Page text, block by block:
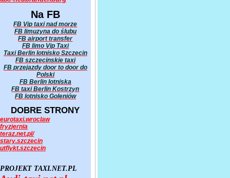
Na FB
FB Vip taxi nad morze
FB limuzyna do ślubu
FB airport transfer
FB limo Vip Taxi
Taxi Berlin lotnisko Szczecin
FB szczecinskie taxi
FB przejazdy door to door do
Polski
FB Berlin lotniska
FB taxi Berlin Kostrzyn
FB lotnisko Goleniów
DOBRE STRONY
eurotaxi.wroclaw
fryzjernia
teraz.net.pl/
stary.szczecin
utflykt.szczecin
PROJEKT TAXI.NET.PL